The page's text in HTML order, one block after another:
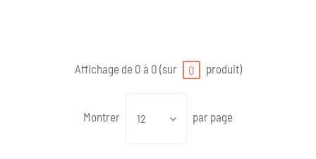
Affichage de 0 à 0 (sur 0 produit)
Montrer 12 par page